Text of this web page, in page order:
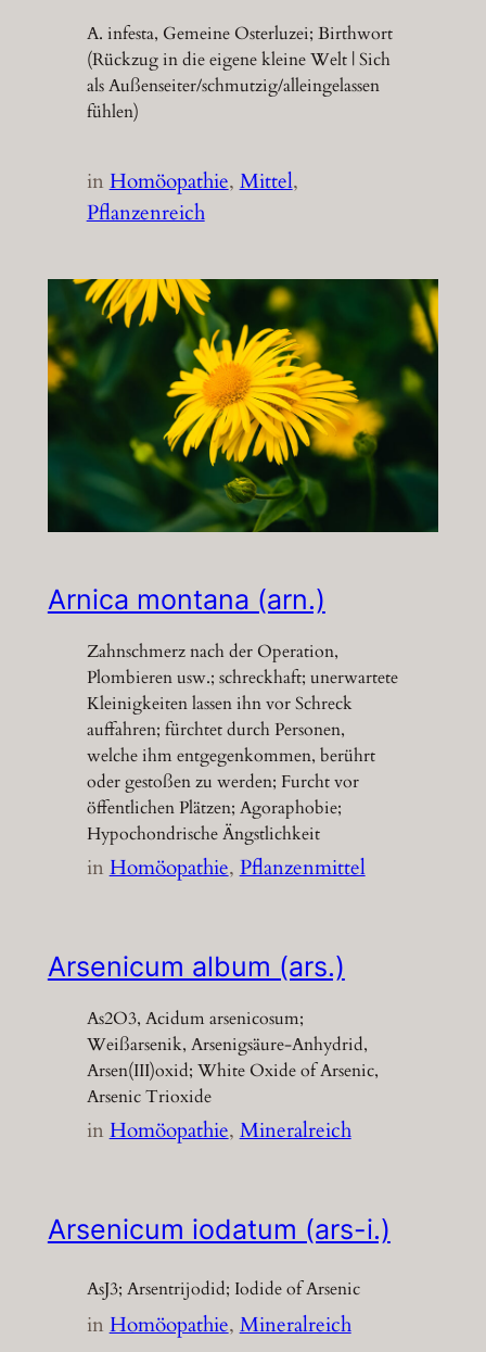
A. infesta, Gemeine Osterluzei; Birthwort
(Rückzug in die eigene kleine Welt | Sich
als Außenseiter/schmutzig/alleingelassen
fühlen)
inHomöopathie, Mittel
Pflanzenreich
Arnica montana (arn.)
Zahnschmerz nach der Operation,
Plombieren usw.; schreckhaft; unerwartete
Kleinigkeiten lassen ihn vor Schreck
auffahren; fürchtet durch Personen,
welche ihm entgegenkommen, berührt
oder gestoßen zu werden; Furcht vor
öffentlichen Plätzen; Agoraphobie;
Hypochondrische Ängstlichkeit
inHomöopathie, Pflanzenmittel
Arsenicum album (ars.)
As2O3, Acidum arsenicosum;
Weißarsenik, Arsenigsäure-Anhydrid,
Arsen(III)oxid; White Oxide of Arsenic,
Arsenic Trioxide
inHomöopathie, Mineralreich
Arsenicum iodatum (ars-i.)
AsJ3; Arsentrijodid; Iodide of Arsenic
inHomöopathie, Mineralreich